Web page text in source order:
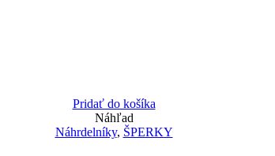
Pridať do košíka
Náhľad
Náhrdelníky, ŠPERKY